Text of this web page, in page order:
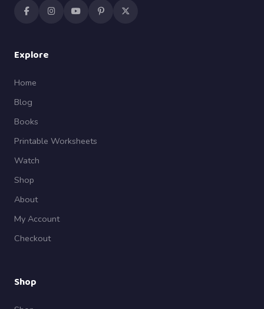
Explore
Home
Blog
Books
Printable Worksheets
Watch
Shop
About
My Account
Checkout
Shop